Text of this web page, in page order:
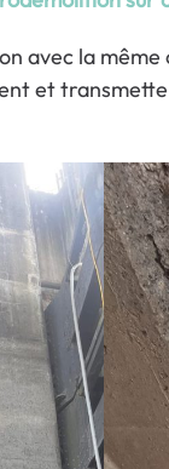
avec la
et